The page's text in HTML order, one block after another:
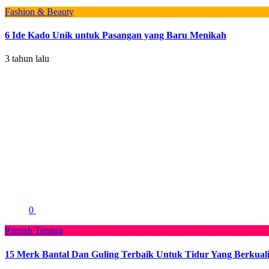
Fashion & Beauty
6 Ide Kado Unik untuk Pasangan yang Baru Menikah
3 tahun lalu
0
Rumah Tangga
15 Merk Bantal Dan Guling Terbaik Untuk Tidur Yang